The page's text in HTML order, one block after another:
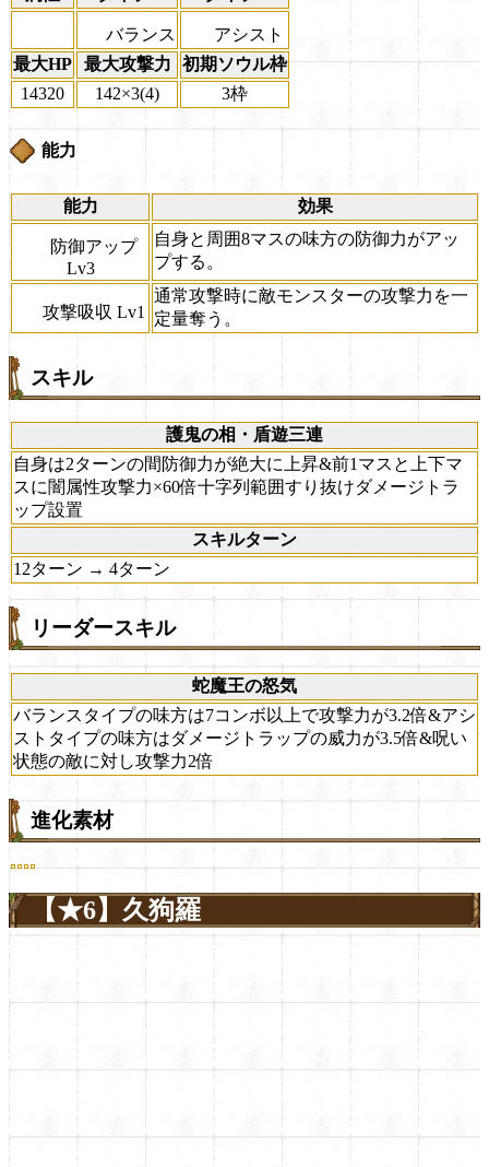
バランス
アシスト
最大HP
最大攻撃力
初期ソウル枠
14320
142×3(4) 3枠
能力
能力 効果
防御アップ
Lv3
自身と周囲8マスの味方の防御力がアッ
プする。
攻撃吸収 Lv1
通常攻撃時に敵モンスターの攻撃力を一
定量奪う。
スキル
護鬼の相・盾遊三連
自身は2ターンの間防御力が絶大に上昇&前1マスと上下マ
スに闇属性攻撃力×60倍十字列範囲すり抜けダメージトラ
ップ設置
スキルターン
12ターン → 4ターン
リーダースキル
蛇魔王の怒気
バランスタイプの味方は7コンボ以上で攻撃力が3.2倍&アシ
ストタイプの味方はダメージトラップの威力が3.5倍&呪い
状態の敵に対し攻撃力2倍
進化素材
【★6】久狗羅